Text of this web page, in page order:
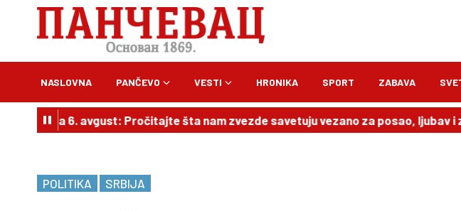
NASLOVNA PANČEVO VESTI HRONIKA SPORT ZABAVA
6. avgust: Pročitajte šta nam zvezde savetuju vezano za posao, ljubav i zdravlje
POLITIKA SRBIJA